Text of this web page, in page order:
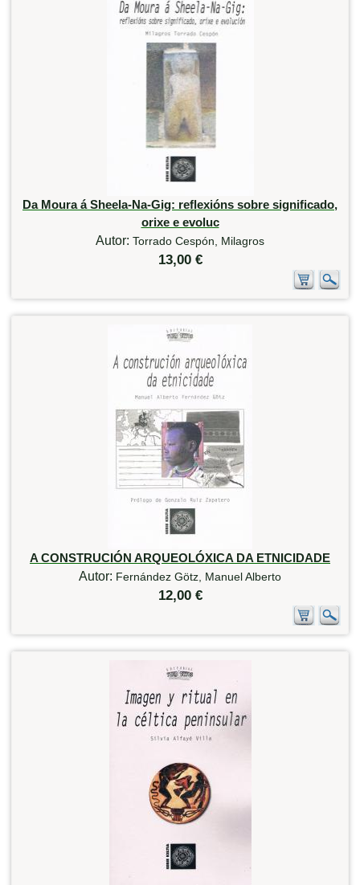
Da Moura á Sheela-Na-Gig: reflexións sobre significado,
orixe e evoluc
Autor: Torrado Cespón, Milagros
13,00 €
A CONSTRUCIÓN ARQUEOLÓXICA DA ETNICIDADE
Autor: Fernández Götz, Manuel Alberto
12,00 €